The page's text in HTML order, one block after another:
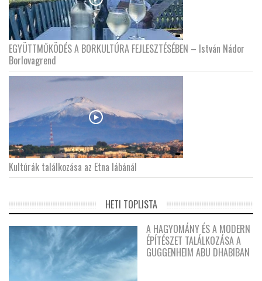
EGYÜTTMŰKÖDÉS A BORKULTÚRA FEJLESZTÉSÉBEN – István Nádor
Borlovagrend
Kultúrák találkozása az Etna lábánál
HETI TOPLISTA
A HAGYOMÁNY ÉS A MODERN
ÉPÍTÉSZET TALÁLKOZÁSA A
GUGGENHEIM ABU DHABIBAN